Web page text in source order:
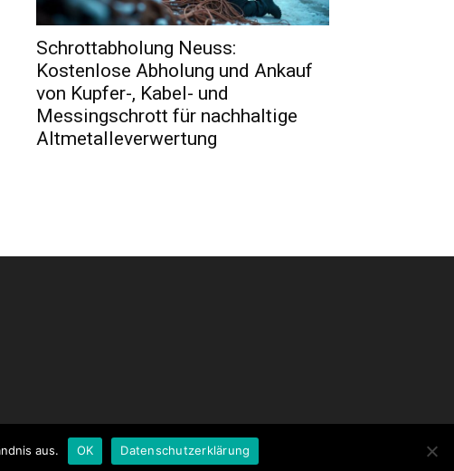
Schrottabholung Neuss:
Kostenlose Abholung und Ankauf
von Kupfer-, Kabel- und
Messingschrott für nachhaltige
Altmetalleverwertung
Kontakt Impressum Pressemitteilung veröffentlichen
aus. OK Datenschutzerklärung